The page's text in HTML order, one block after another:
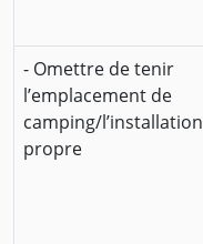
- Omettre de tenir
l’emplacement de
camping/l’installation
propre